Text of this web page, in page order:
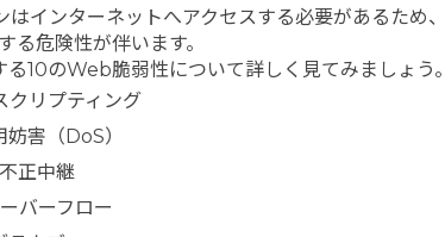
インターネットへアクセスする必要があるため
る危険性が伴います。
10のWeb脆弱性について詳しく見てみましょう
クリプティング
害（DoS）
正中継
バーフロー